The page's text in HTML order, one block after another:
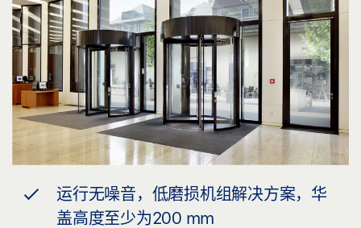
运行无噪音，低磨损机组解决方案，华
盖高度至少为200 mm